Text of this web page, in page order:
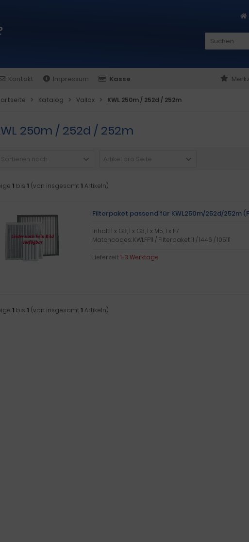
Kontakt Impressum Kasse
Katalog Vallox KWL 250m / 252d / 252m
250m / 252d / 252m
Sortieren nach ... Artikel pro Seite
1 bis 1 (von insgesamt1 Artikeln)
Filterpaket passend für KWL250m/252d/252m
Inhalt: 1 x G3, 1 x G3, 1 x M5, 1 x F7
Matchcodes: KWLFP11 / Filterpaket 11 / 1446 / 105111
Lieferzeit:1-3 Werktage
1 bis 1 (von insgesamt1 Artikeln)